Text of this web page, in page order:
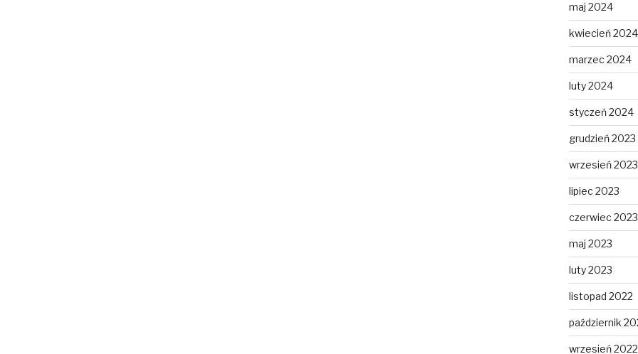
maj 2024
kwiecień 2024
marzec 2024
luty 2024
styczeń 2024
grudzień 2023
wrzesień 2023
lipiec 2023
czerwiec 2023
maj 2023
luty 2023
listopad 2022
październik
wrzesień 2022